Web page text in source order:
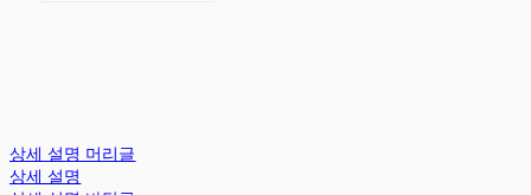
상세 설명 머리글
상세 설명